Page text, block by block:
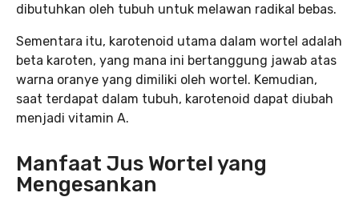
dibutuhkan oleh tubuh untuk melawan radikal bebas.
Sementara itu, karotenoid utama dalam wortel adalah
beta karoten, yang mana ini bertanggung jawab atas
warna oranye yang dimiliki oleh wortel. Kemudian,
saat terdapat dalam tubuh, karotenoid dapat diubah
menjadi vitamin A.
Manfaat Jus Wortel yang
Mengesankan